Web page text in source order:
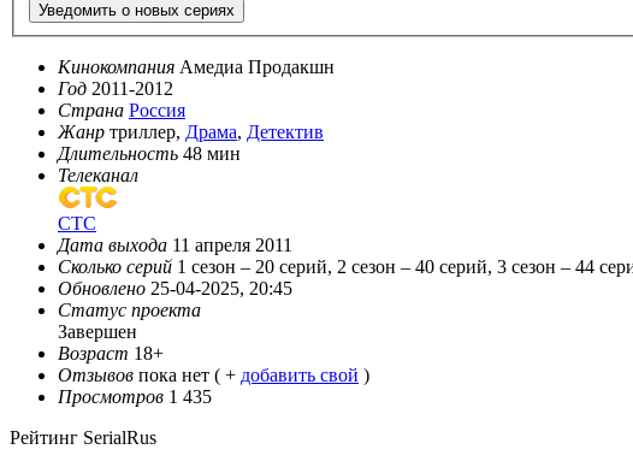
Уведомить о новых сериях
Кинокомпания Амедиа Продакшн
Год 2011-2012
Страна Россия
Жанр триллер, Драма, Детектив
Длительность 48 мин
Телеканал
СТС
Дата выхода 11 апреля 2011
Сколько серий 1 сезон – 20 серий, 2 сезон – 40 серий, 3 сезон – 44
Обновлено 25-04-2025, 20:45
Статус проекта
Завершен
Возраст 18+
Отзывов пока нет ( + добавить свой )
Просмотров 1 435
Рейтинг SerialRus